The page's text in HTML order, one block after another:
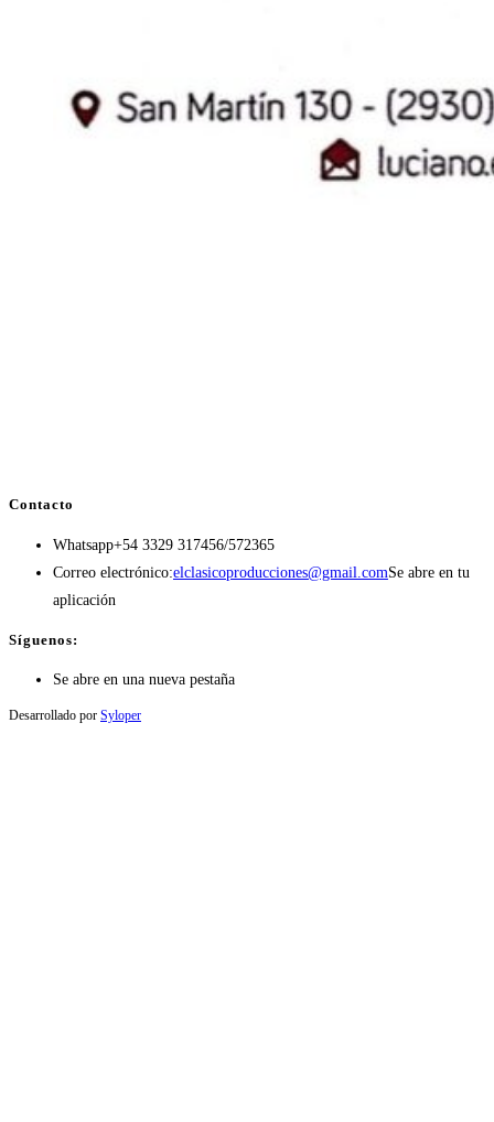
Contacto
Whatsapp+54 3329 317456/572365
Correo electrónico:elclasicoproducciones@gmail.comSe abre en tu
aplicación
Síguenos:
Se abre en una nueva pestaña
Desarrollado por Syloper